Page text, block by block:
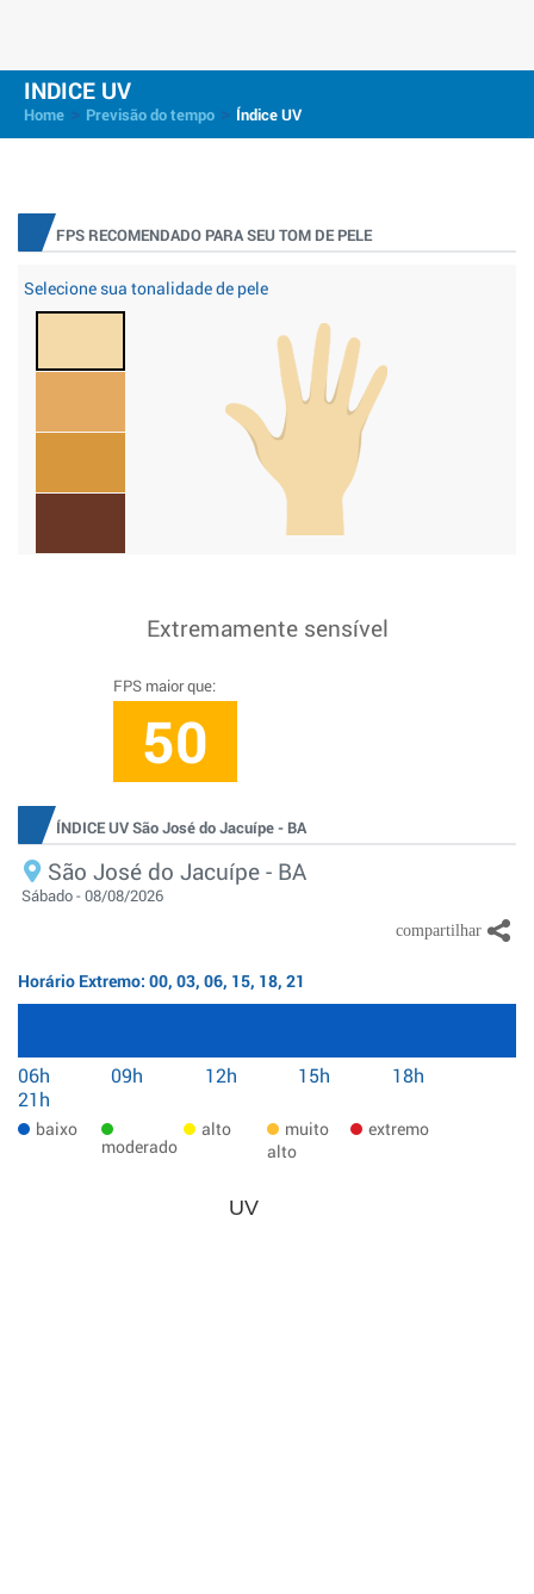
INDICE UV
Home Previsão do tempo Índice UV
FPS RECOMENDADO PARA SEU TOM DE PELE
Selecione sua tonalidade de pele
Extremamente sensível
FPS maior que:
50
ÍNDICE UV São José do Jacuípe - BA
São José do Jacuípe - BA
Sábado - 08/08/2026
Horário Extremo: 00, 03, 06, 15, 18, 21
06h 09h 12h 15h
18h
21h
baixo
moderado
alto
muito
alto
extremo
UV